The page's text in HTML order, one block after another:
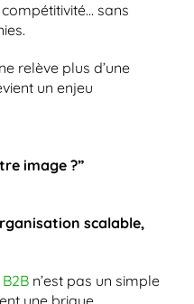
sans
relève plus d’une
un enjeu
image ?”
scalable,
n’est pas un simple
une brique